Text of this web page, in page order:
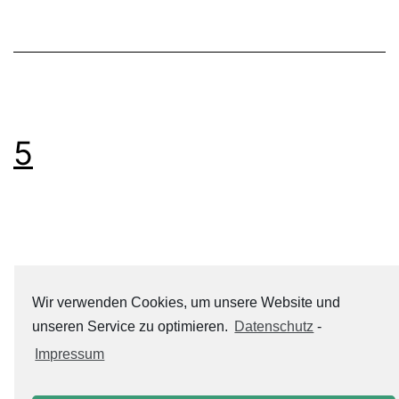
5
Wir verwenden Cookies, um unsere Website und
unseren Service zu optimieren. Datenschutz -
Impressum